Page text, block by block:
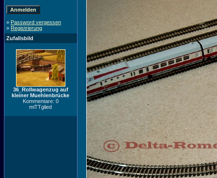
» Password vergessen
» Registrierung
Zufallsbild
36_Rollwagenzug auf
kleiner Muehlenbrücke
Kommentare: 0
miTTglied